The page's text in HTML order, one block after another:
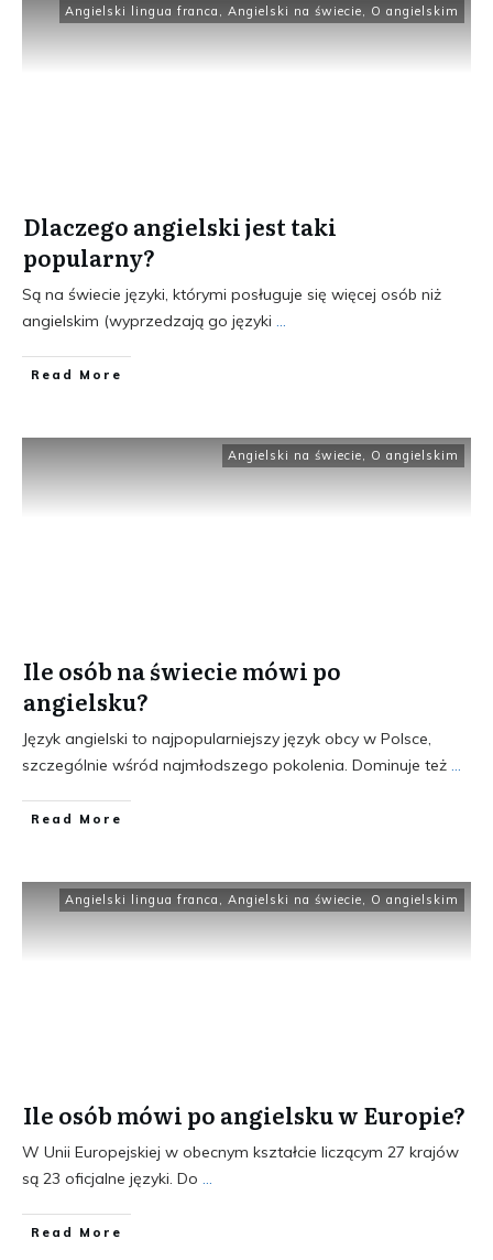
Angielski lingua franca Angielski na świecie O angielskim
Dlaczego angielski jest taki
popularny?
Są na świecie języki, którymi posługuje się więcej osób niż
angielskim (wyprzedzają go języki
​Read More
Angielski na świecie O angielskim
Ile osób na świecie mówi po
angielsku?
Język angielski to najpopularniejszy język obcy w Polsce,
szczególnie wśród najmłodszego pokolenia. Dominuje też
​Read More
Angielski lingua franca Angielski na świecie O angielskim
Ile osób mówi po angielsku w Europie?
W Unii Europejskiej w obecnym kształcie liczącym 27 krajów
są 23 oficjalne języki. Do
​Read More